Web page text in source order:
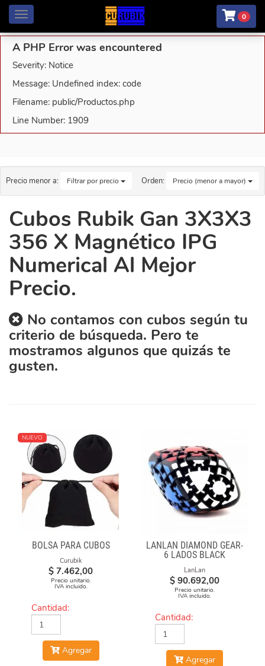
A PHP Error was encountered
Severity: Notice
Message: Undefined index: code
Filename: public/Productos.php
Line Number: 1909
Menú 0
Precio menor a: Filtrar por precio Orden: Precio (menor a mayor)
Cubos Rubik Gan 3X3X3
356 X Magnético IPG
Numerical Al Mejor
Precio.
No contamos con cubos según tu
criterio de búsqueda. Pero te
mostramos algunos que quizás te
gusten.
NUEVO
BOLSA PARA CUBOS
Curubik
$ 7.462,00
Precio unitario.
IVA incluido.
Cantidad:
Agregar
LANLAN DIAMOND GEAR-
6 LADOS BLACK
LanLan
$ 90.692,00
Precio unitario.
IVA incluido.
Cantidad:
Agregar